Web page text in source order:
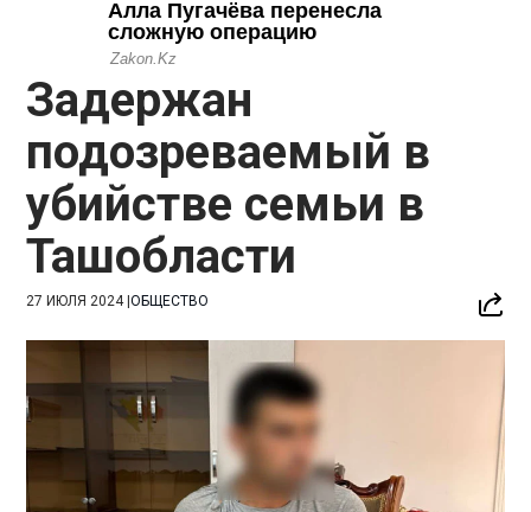
Задержан
подозреваемый в
убийстве семьи в
Ташобласти
27 ИЮЛЯ 2024|ОБЩЕСТВО